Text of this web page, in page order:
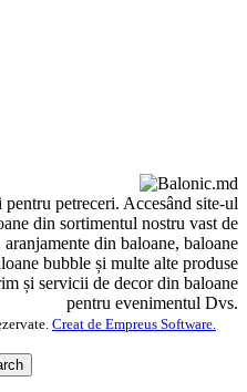
petreceri. Accesând site-ul
din sortimentul nostru vast de
din baloane, baloane
bubble și multe alte produse
și servicii de decor din baloane
pentru evenimentul Dvs.
Creat de Empreus Software.